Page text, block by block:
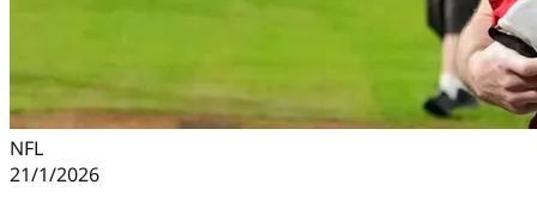
NFL
21/1/2026